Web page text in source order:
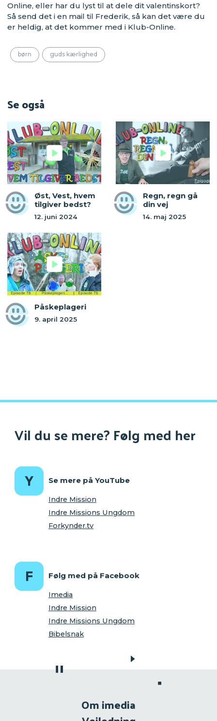
Online, eller har du lyst til at dele dit valentinskort?
Så send det i en mail til Frederik, så kan det være du
er heldig, at det kommer med i Klub-Online.
børn guds kærlighed
Se også
Øst, Vest, hvem
tilgiver bedst?
12. juni 2024
Regn, regn gå
din vej
14. maj 2025
Påskeplageri
9. april 2025
Vil du se mere? Følg med her
Se mere på YouTube
Indre Mission
Indre Missions Ungdom
Forkynder.tv
Følg med på Facebook
Imedia
Indre Mission
Indre Missions Ungdom
Bibelsnak
Om imedia